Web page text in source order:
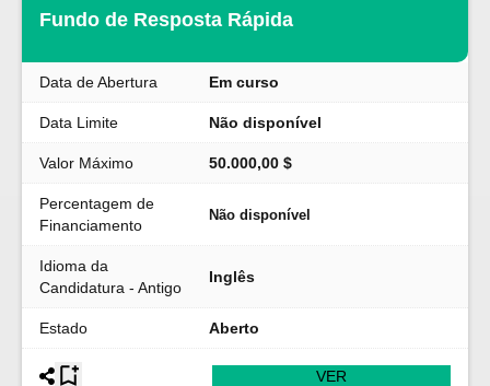
Fundo de Resposta Rápida
Data de Abertura Em curso
Data Limite Não disponível
Valor Máximo 50.000,00 $
Percentagem de
Financiamento
Não disponível
Idioma da
Candidatura - Antigo
Inglês
Estado Aberto
VER